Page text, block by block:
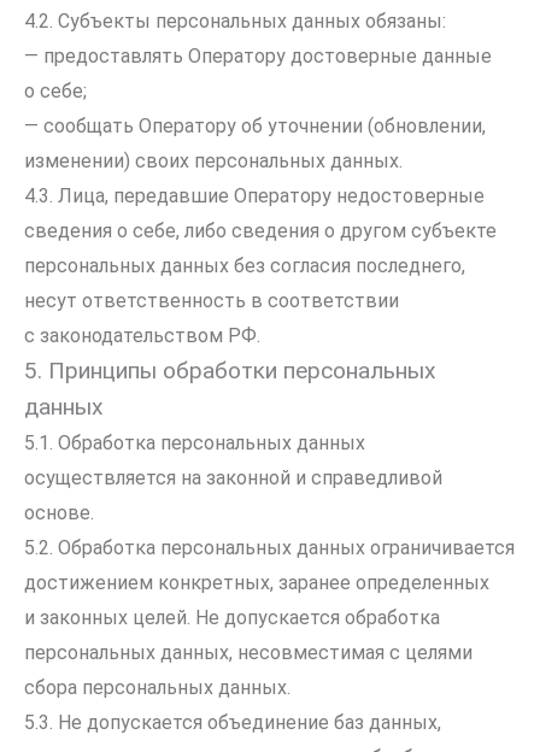
4.2. Субъекты персональных данных обязаны:
— предоставлять Оператору достоверные данные
о себе;
— сообщать Оператору об уточнении (обновлении,
изменении) своих персональных данных.
4.3. Лица, передавшие Оператору недостоверные
сведения о себе, либо сведения о другом субъекте
персональных данных без согласия последнего,
несут ответственность в соответствии
с законодательством РФ.
5. Принципы обработки персональных
данных
5.1. Обработка персональных данных
осуществляется на законной и справедливой
основе.
5.2. Обработка персональных данных ограничивается
достижением конкретных, заранее определенных
и законных целей. Не допускается обработка
персональных данных, несовместимая с целями
сбора персональных данных.
5.3. Не допускается объединение баз данных,